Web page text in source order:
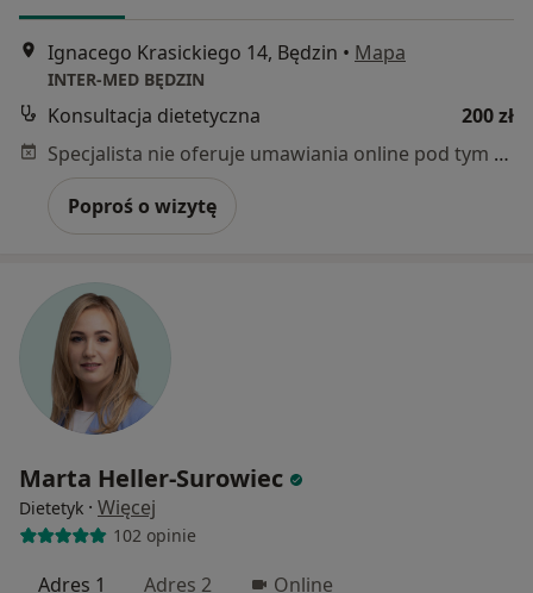
Ignacego Krasickiego 14, Będzin • Mapa
INTER-MED BĘDZIN
Konsultacja dietetyczna
200 zł
Specjalista nie oferuje umawiania online pod tym adresem.
Poproś o wizytę
Marta Heller-Surowiec
Dietetyk · Więcej
102 opinie
Adres 1 Adres 2 Online